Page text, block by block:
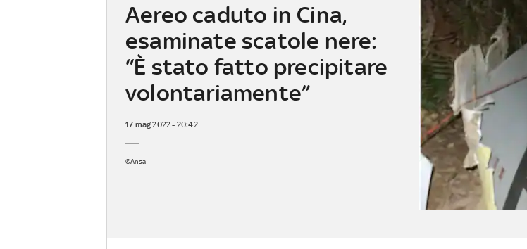
Aereo caduto in Cina,
esaminate scatole nere:
“È stato fatto precipitare
volontariamente”
17 mag 2022 - 20:42
©Ansa